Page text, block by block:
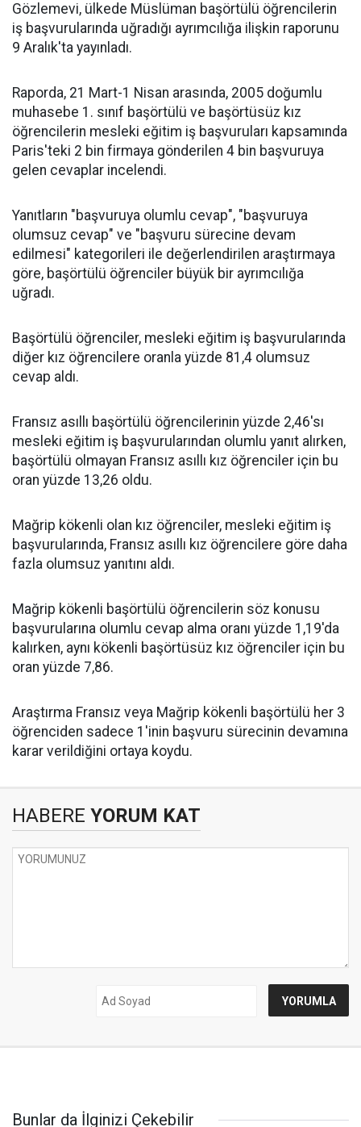
Gözlemevi, ülkede Müslüman başörtülü öğrencilerin
iş başvurularında uğradığı ayrımcılığa ilişkin raporunu
9 Aralık'ta yayınladı.
Raporda, 21 Mart-1 Nisan arasında, 2005 doğumlu
muhasebe 1. sınıf başörtülü ve başörtüsüz kız
öğrencilerin mesleki eğitim iş başvuruları kapsamında
Paris'teki 2 bin firmaya gönderilen 4 bin başvuruya
gelen cevaplar incelendi.
Yanıtların "başvuruya olumlu cevap", "başvuruya
olumsuz cevap" ve "başvuru sürecine devam
edilmesi" kategorileri ile değerlendirilen araştırmaya
göre, başörtülü öğrenciler büyük bir ayrımcılığa
uğradı.
Başörtülü öğrenciler, mesleki eğitim iş başvurularında
diğer kız öğrencilere oranla yüzde 81,4 olumsuz
cevap aldı.
Fransız asıllı başörtülü öğrencilerinin yüzde 2,46'sı
mesleki eğitim iş başvurularından olumlu yanıt alırken,
başörtülü olmayan Fransız asıllı kız öğrenciler için bu
oran yüzde 13,26 oldu.
Mağrip kökenli olan kız öğrenciler, mesleki eğitim iş
başvurularında, Fransız asıllı kız öğrencilere göre daha
fazla olumsuz yanıtını aldı.
Mağrip kökenli başörtülü öğrencilerin söz konusu
başvurularına olumlu cevap alma oranı yüzde 1,19'da
kalırken, aynı kökenli başörtüsüz kız öğrenciler için bu
oran yüzde 7,86.
Araştırma Fransız veya Mağrip kökenli başörtülü her 3
öğrenciden sadece 1'inin başvuru sürecinin devamına
karar verildiğini ortaya koydu.
HABERE YORUM KAT
Bunlar da İlginizi Çekebilir